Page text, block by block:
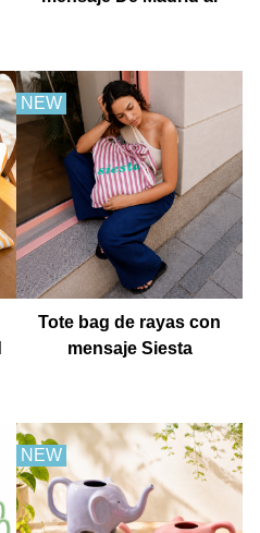
NEW
Tote bag de rayas con
mensaje Siesta
NEW